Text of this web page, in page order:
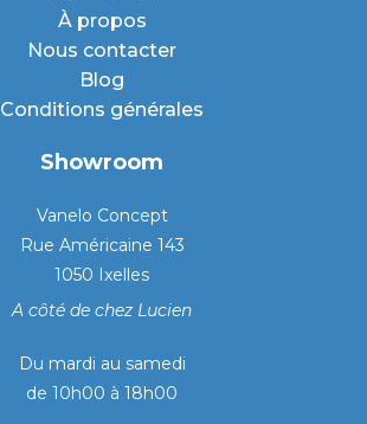
À propos
Nous contacter
Blog
Conditions générales
Showroom
Vanelo Concept
Rue Américaine 143
1050 Ixelles
A côté de chez Lucien
Du mardi au samedi
de 10h00 à 18h00